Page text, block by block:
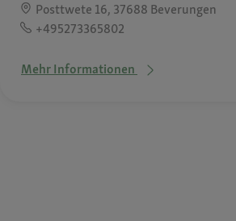
Posttwete 16, 37688 Beverungen
+495273365802
Mehr Informationen